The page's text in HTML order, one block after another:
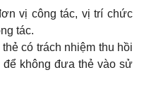
vị công tác, vị trí chức
tác.
có trách nhiệm thu hồi
để không đưa thẻ vào sử